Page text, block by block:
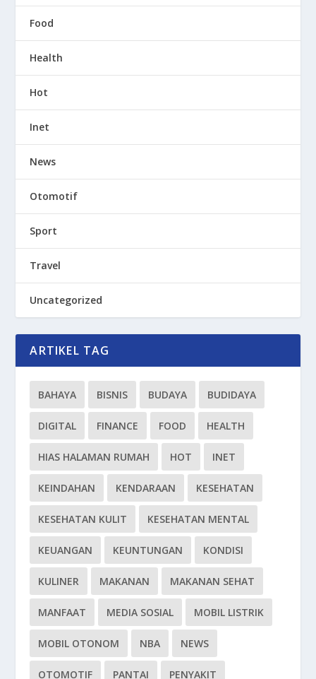
Food
Health
Hot
Inet
News
Otomotif
Sport
Travel
Uncategorized
ARTIKEL TAG
BAHAYA BISNIS BUDAYA BUDIDAYA
DIGITAL FINANCE FOOD HEALTH
HIAS HALAMAN RUMAH HOT INET
KEINDAHAN KENDARAAN KESEHATAN
KESEHATAN KULIT KESEHATAN MENTAL
KEUANGAN KEUNTUNGAN KONDISI
KULINER MAKANAN MAKANAN SEHAT
MANFAAT MEDIA SOSIAL MOBIL LISTRIK
MOBIL OTONOM NBA NEWS
OTOMOTIF PANTAI PENYAKIT